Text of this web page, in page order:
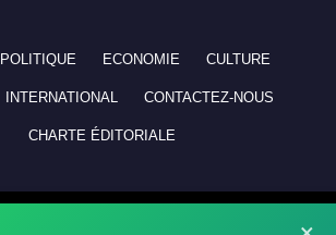
POLITIQUE ECONOMIE CULTURE
INTERNATIONAL CONTACTEZ-NOUS
CHARTE ÉDITORIALE